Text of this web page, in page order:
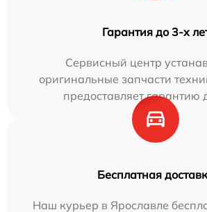
Гарантия до 3-х
Сервисный центр
оригинальные запчасти
предоставляет гарантию
Бесплатная
Наш курьер в Ярославле